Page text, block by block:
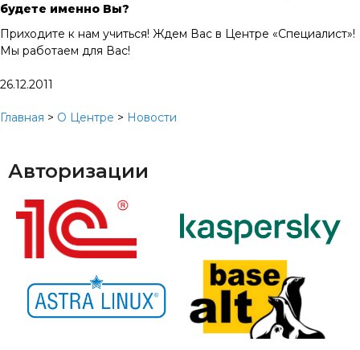
будете именно Вы?
Приходите к нам учиться! Ждем Вас в Центре «Специалист»!
Мы работаем для Вас!
26.12.2011
Главная > О Центре > Новости
Авторизации